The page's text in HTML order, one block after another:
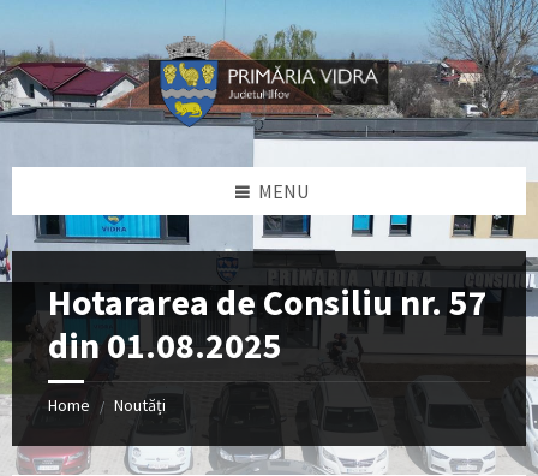
content
left
sidebar
right
sidebar
footer
MENU
Hotararea de Consiliu nr. 57
din 01.08.2025
Home / Noutăți